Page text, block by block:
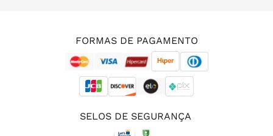
FORMAS DE PAGAMENTO
SELOS DE SEGURANÇA